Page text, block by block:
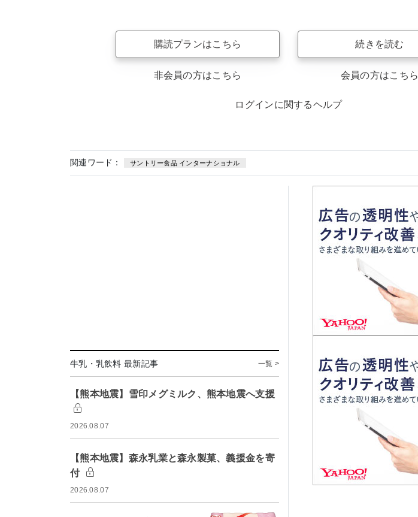
購読プランはこちら
非会員の方はこちら
続きを読む
会員の方はこちら
ログインに関するヘルプ
関連ワード： サントリー食品 インターナショナル
牛乳・乳飲料 最新記事 一覧 >
【熊本地震】雪印メグミルク、熊本地震へ支援
2026.08.07
【熊本地震】森永乳業と森永製菓、義援金を寄
付
2026.08.07